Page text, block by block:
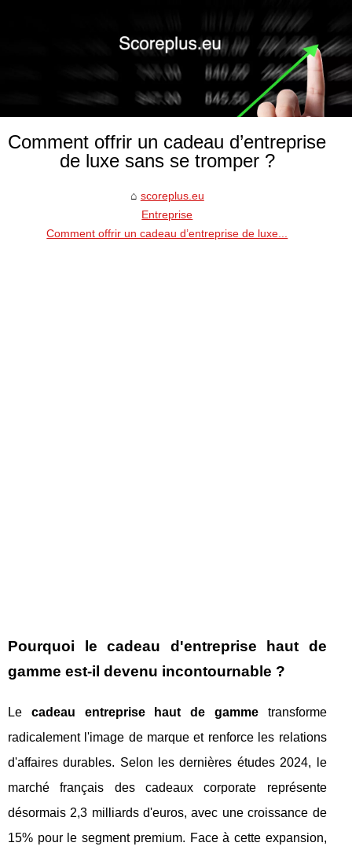
Comment offrir un cadeau d’entreprise
de luxe sans se tromper ?
scoreplus.eu
Entreprise
Comment offrir un cadeau d’entreprise de luxe...
Pourquoi le cadeau d'entreprise haut de
gamme est-il devenu incontournable ?
Le cadeau entreprise haut de gammetransforme
radicalement l'image de marque et renforce les relations
d'affaires durables. Selon les dernières études 2024, le
marché français des cadeaux corporate représente
désormais 2,3 milliards d'euros, avec une croissance de
15% pour le segment premium. Face à cette expansion,